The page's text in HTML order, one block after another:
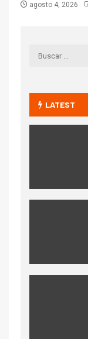
agosto 4, 2026
LATEST